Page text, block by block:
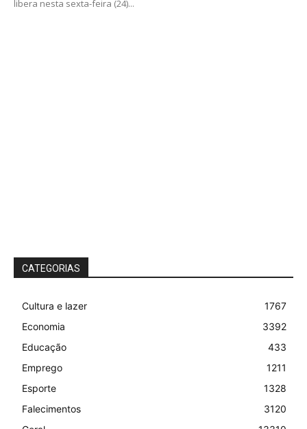
libera nesta sexta-feira (24)...
CATEGORIAS
Cultura e lazer
1767
Economia
3392
Educação
433
Emprego
1211
Esporte
1328
Falecimentos
3120